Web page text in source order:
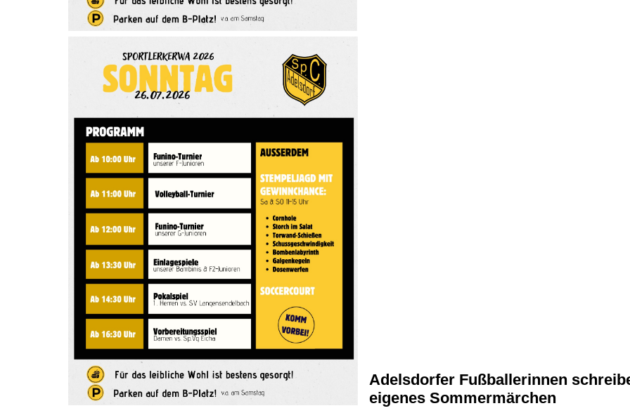
Adelsdorfer Fußballerinnen
eigenes Sommermärchen